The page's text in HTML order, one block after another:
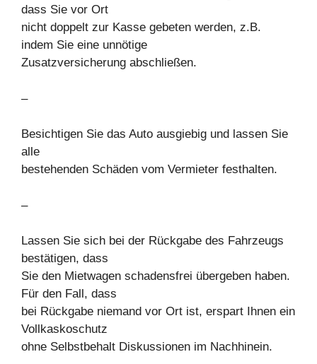
dass Sie vor Ort
nicht doppelt zur Kasse gebeten werden, z.B.
indem Sie eine unnötige
Zusatzversicherung abschließen.
–
Besichtigen Sie das Auto ausgiebig und lassen Sie
alle
bestehenden Schäden vom Vermieter festhalten.
–
Lassen Sie sich bei der Rückgabe des Fahrzeugs
bestätigen, dass
Sie den Mietwagen schadensfrei übergeben haben.
Für den Fall, dass
bei Rückgabe niemand vor Ort ist, erspart Ihnen ein
Vollkaskoschutz
ohne Selbstbehalt Diskussionen im Nachhinein.